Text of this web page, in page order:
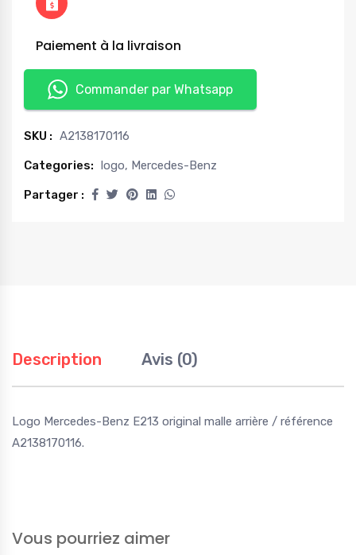
Paiement à la livraison
Commander par Whatsapp
SKU : A2138170116
Categories: logo, Mercedes-Benz
Partager :
Description Avis (0)
Logo Mercedes-Benz E213 original malle arrière / référence
A2138170116.
Vous pourriez aimer